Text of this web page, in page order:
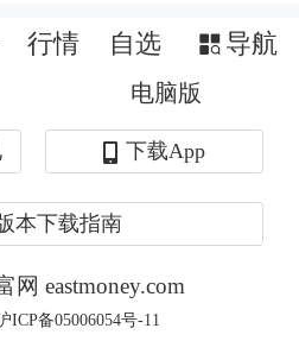
重（单位：千克）
好赶上中秋国庆“双
行情 自选 导航
电脑版
下载App
本下载指南
网 eastmoney.com
ICP备05006054号-11